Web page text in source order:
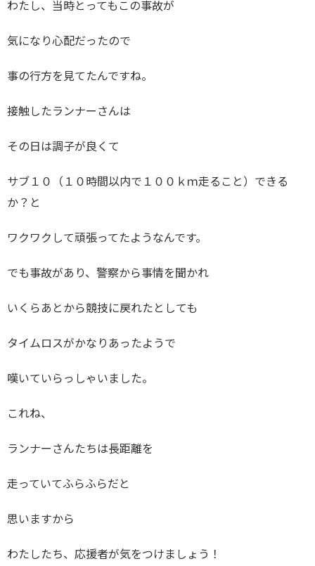
わたし、当時とってもこの事故が
気になり心配だったので
事の行方を見てたんですね。
接触したランナーさんは
その日は調子が良くて
サブ１０（１０時間以内で１００ｋｍ走ること）できる
か？と
ワクワクして頑張ってたようなんです。
でも事故があり、警察から事情を聞かれ
いくらあとから競技に戻れたとしても
タイムロスがかなりあったようで
嘆いていらっしゃいました。
これね、
ランナーさんたちは長距離を
走っていてふらふらだと
思いますから
わたしたち、応援者が気をつけましょう！